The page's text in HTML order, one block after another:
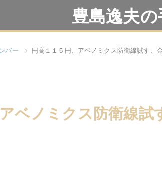
豊島逸夫
バー 円高１１５円、アベノミクス防衛線試す、
ベノミクス防衛線試